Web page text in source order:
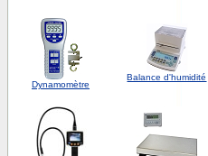
Dynamomètre
Balance d'humidité